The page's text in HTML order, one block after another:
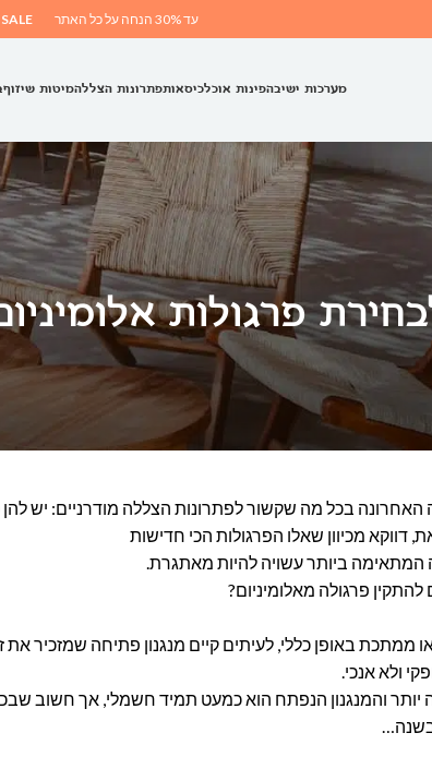
עד 30% הנחה על כל האתר
מערכות ישיבהפינות אוכלכיסאותפתרונות הצללהמיטות שיזוף
פרגולות
האחרונה בכל מה שקשור לפתרונות הצללה מודרניים: יש
מכיוון שאלו הפרגולות הכי חדישות
המתאימה ביותר עשויה להיות מאתגרת.
פרגולה מאלומיניום?
ממתכת באופן כללי, לעיתים קיים מנגנון פתיחה שמזכיר
ולא אנכי.
יותר והמנגנון הנפתח הוא כמעט תמיד חשמלי, אך חשוב